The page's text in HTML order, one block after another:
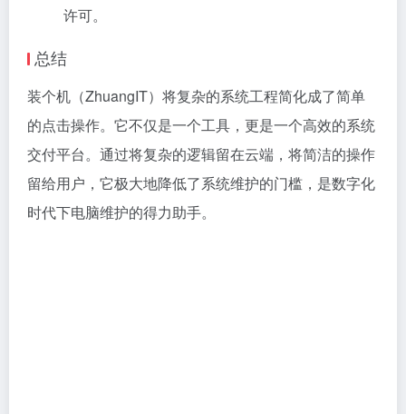
许可。
总结
装个机（ZhuangIT）将复杂的系统工程简化成了简单
的点击操作。它不仅是一个工具，更是一个高效的系统
交付平台。通过将复杂的逻辑留在云端，将简洁的操作
留给用户，它极大地降低了系统维护的门槛，是数字化
时代下电脑维护的得力助手。